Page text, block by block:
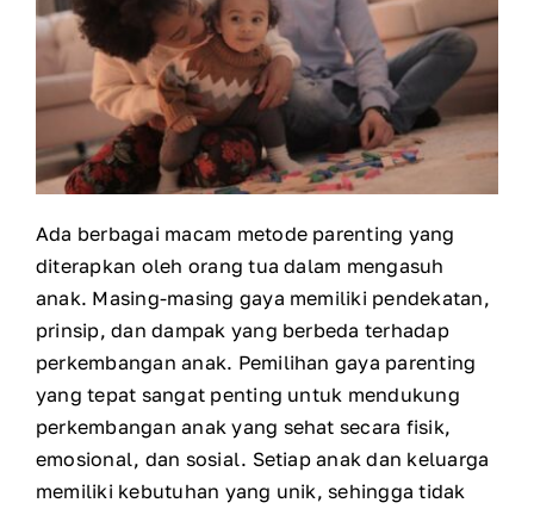
Ada berbagai macam metode parenting yang
diterapkan oleh orang tua dalam mengasuh
anak. Masing-masing gaya memiliki pendekatan,
prinsip, dan dampak yang berbeda terhadap
perkembangan anak. Pemilihan gaya parenting
yang tepat sangat penting untuk mendukung
perkembangan anak yang sehat secara fisik,
emosional, dan sosial. Setiap anak dan keluarga
memiliki kebutuhan yang unik, sehingga tidak